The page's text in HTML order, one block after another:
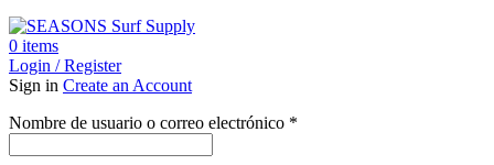
0 items
Login / Register
Sign in Create an Account
Nombre de usuario o correo electrónico *